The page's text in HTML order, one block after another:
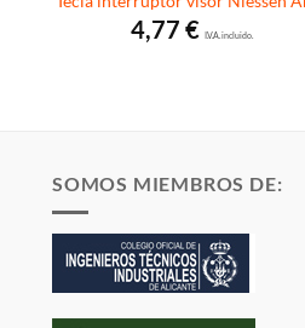
4,77€ I.V.A. incluido.
SOMOS MIEMBROS DE: